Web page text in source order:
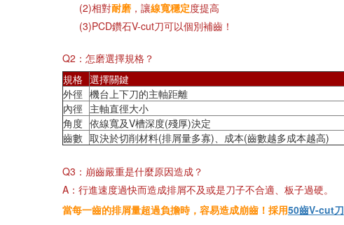
(2)相對耐磨 ，讓線寬穩定度提高
(3)PCD鑽石V-cut刀可以個別補齒！
Q2：怎磨選擇規格？
規格 選擇關鍵
外徑 機台上下刀的主軸距離
內徑 主軸直徑大小
角度 依線寬及V槽深度(殘厚)決定
齒數 取決於切削材料(排屑量多寡)、成本(齒數越多成本越高)
Q3：崩齒嚴重是什麼原因造成？
A：行進速度過快而造成排屑不及或是刀子不合適、板子過硬。
當每一齒的排屑量超過負擔時，容易造成崩齒！採用50齒V-cut刀